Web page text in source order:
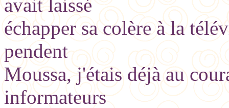
avait laissé
échapper sa colère à la
pendent
Moussa, j'étais déjà au
informateurs